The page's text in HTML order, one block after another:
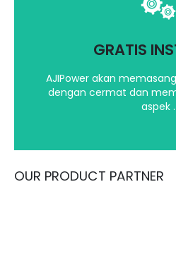
GRATIS
AJIPower akan
dengan cermat dan
aspek .
Kami akan
Hubungi
OUR PRODUCT PARTNER